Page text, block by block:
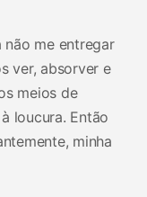
não me entregar
ver, absorver e
meios de
loucura. Então
minha